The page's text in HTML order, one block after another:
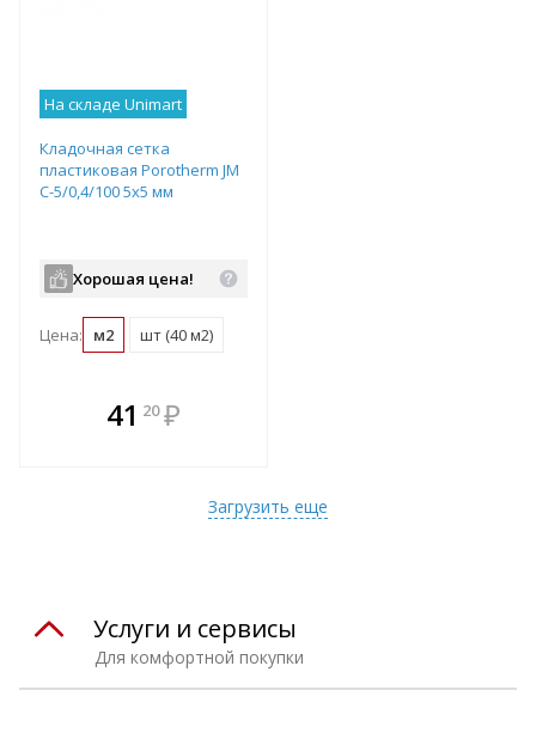
На складе Unimart
Кладочная сетка
пластиковая Porotherm JM
C-5/0,4/100 5х5 мм
Хорошая цена!
Цена: м2 шт (40 м2)
41 20 ₽
Загрузить еще
Для комфортной покупки
Услуги и сервисы